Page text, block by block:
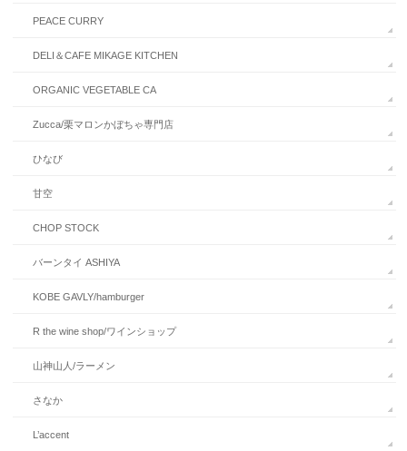
PEACE CURRY
DELI＆CAFE MIKAGE KITCHEN
ORGANIC VEGETABLE CA
Zucca/栗マロンかぼちゃ専門店
ひなび
甘空
CHOP STOCK
バーンタイ ASHIYA
KOBE GAVLY/hamburger
R the wine shop/ワインショップ
山神山人/ラーメン
さなか
L’accent